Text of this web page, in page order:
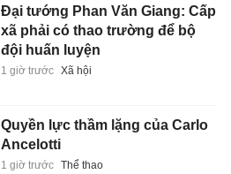
Đại tướng Phan Văn Giang: Cấp
xã phải có thao trường để bộ
đội huấn luyện
1 giờ trước Xã hội
Quyền lực thầm lặng của Carlo
Ancelotti
1 giờ trước Thể thao